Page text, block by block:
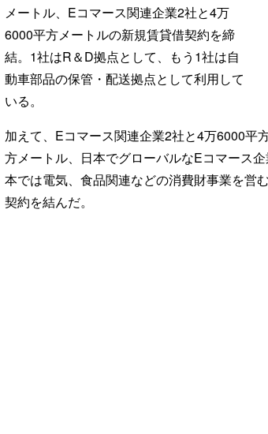
メートル、Eコマース関連企業2社と4万
6000平方メートルの新規賃貸借契約を締
結。1社はR＆D拠点として、もう1社は自
動車部品の保管・配送拠点として利用して
いる。
加えて、Eコマース関連企業2社と4万6000平
方メートル、日本でグローバルなEコマース
本では電気、食品関連などの消費財事業を営
契約を結んだ。